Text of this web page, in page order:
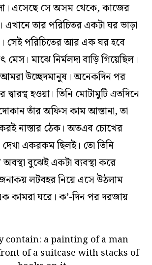
এসেছে সে অসম থেকে, কাজের
এখানে তার পরিচিতর একটা ঘর ভাড়া
সেই পরিচিতের আর এক ঘর হবে
মাঝে নির্মলদা বাড়ি গিয়েছিল।
উচ্ছেদমানুষ। অনেকদিন পর
হওয়া। তিনি মোটামুটি এতদিনে
তাঁর অফিস কাম আস্তানা, তা
নাস্তার ঠেক। অতএব চোখের
একরকম ছিলই। তো তিনি
বুঝেই একটা ব্যবস্থা করে
লটবহর নিয়ে এসে উঠলাম
কামরা ঘরে। ক’-দিন পর দরজায়